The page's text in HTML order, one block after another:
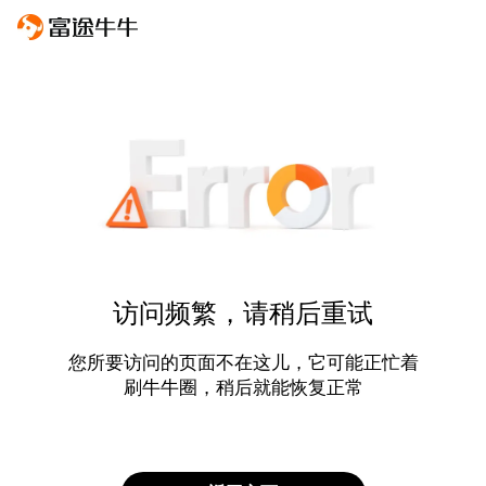
访问频繁，请稍后重试
您所要访问的页面不在这儿，它可能正忙着
刷牛牛圈，稍后就能恢复正常